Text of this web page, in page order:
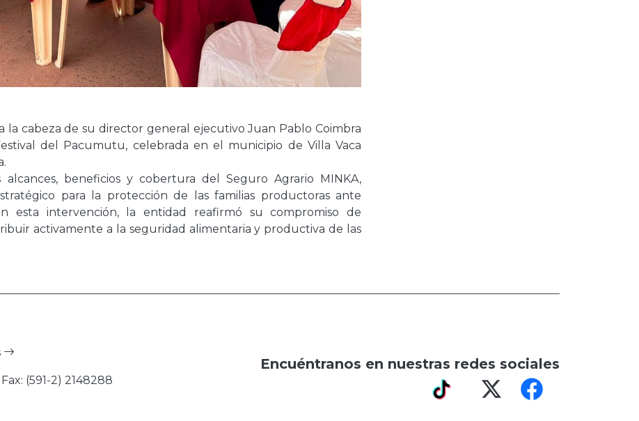
la cabeza de su director general ejecutivo Juan Pablo Coimbra
del Pacumutu, celebrada en el municipio de Villa Vaca
alcances, beneficios y cobertura del Seguro Agrario MINKA,
para la protección de las familias productoras ante
esta intervención, la entidad reafirmó su compromiso de
activamente a la seguridad alimentaria y productiva de las
(591-2) 2148288
Encuéntranos en nuestras redes sociales